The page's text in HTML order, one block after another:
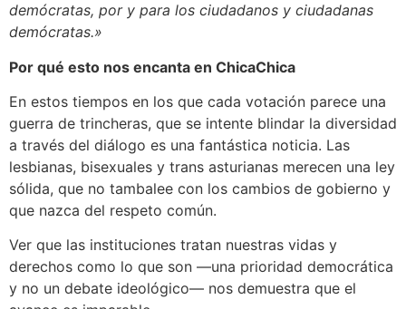
demócratas, por y para los ciudadanos y ciudadanas
demócratas.»
Por qué esto nos encanta en ChicaChica
En estos tiempos en los que cada votación parece una
guerra de trincheras, que se intente blindar la diversidad
a través del diálogo es una fantástica noticia. Las
lesbianas, bisexuales y trans asturianas merecen una ley
sólida, que no tambalee con los cambios de gobierno y
que nazca del respeto común.
Ver que las instituciones tratan nuestras vidas y
derechos como lo que son —una prioridad democrática
y no un debate ideológico— nos demuestra que el